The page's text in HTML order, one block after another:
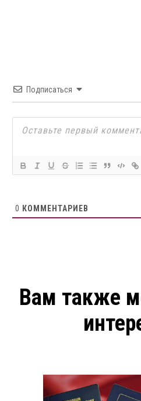
Подписаться
0 КОММЕНТАРИЕВ
Вам также